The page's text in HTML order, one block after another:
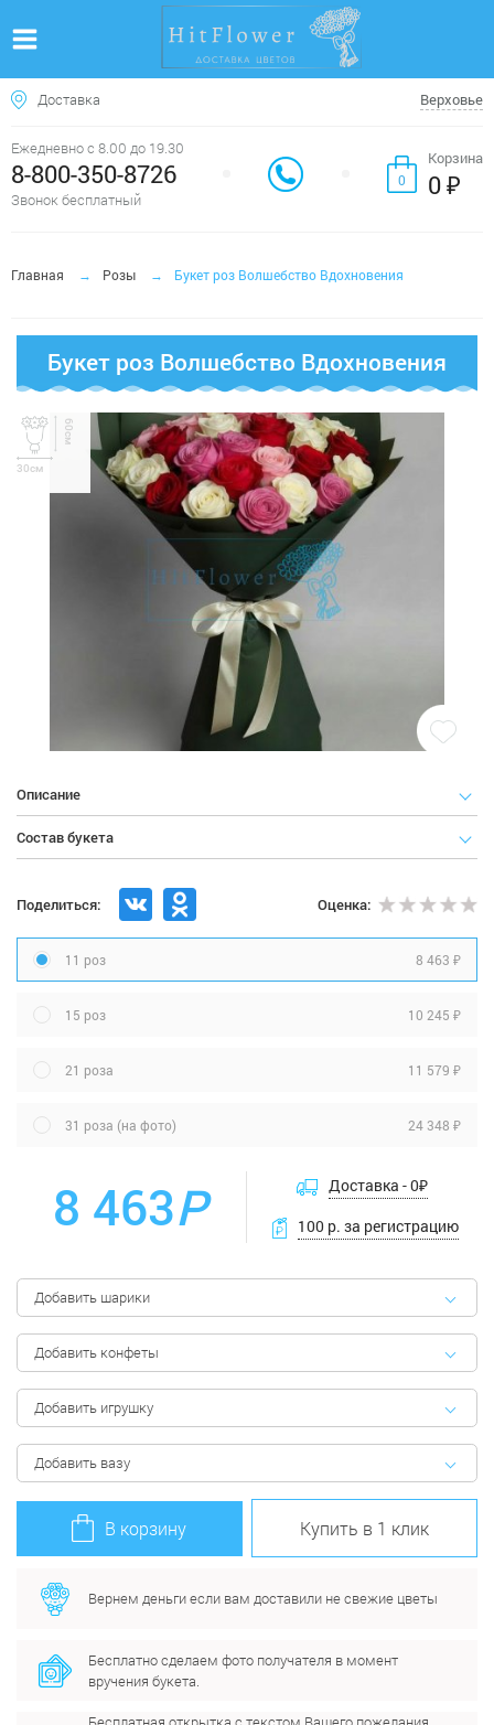
Доставка Верховье
Ежедневно с 8.00 до 19.30
8-800-350-8726
Звонок бесплатный
0
Корзина
0 ₽
Главная Розы Букет роз Волшебство Вдохновения
Букет роз Волшебство Вдохновения
30см
60см
Описание
Состав букета
Поделиться: Оценка:
11 роз 8 463 ₽
15 роз 10 245 ₽
21 роза 11 579 ₽
31 роза (на фото) 24 348 ₽
8 463Р Доставка -0₽
100 р. за регистрацию
Добавить шарики
Добавить конфеты
Добавить игрушку
Добавить вазу
В корзину Купить в 1 клик
Вернем деньги если вам доставили не свежие цветы
Бесплатно сделаем фото получателя в момент
вручения букета.